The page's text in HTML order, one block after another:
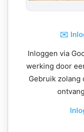
✉️
Inloggen via
werking door
Gebruik